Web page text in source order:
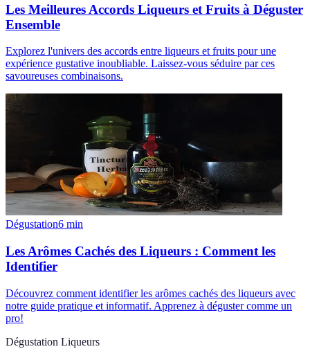
Les Meilleures Accords Liqueurs et Fruits à Déguster
Ensemble
Explorez l'univers des accords entre liqueurs et fruits pour une
expérience gustative inoubliable. Laissez-vous séduire par ces
savoureuses combinaisons.
Dégustation6 min
Les Arômes Cachés des Liqueurs : Comment les
Identifier
Découvrez comment identifier les arômes cachés des liqueurs avec
notre guide pratique et informatif. Apprenez à déguster comme un
pro!
Dégustation Liqueurs